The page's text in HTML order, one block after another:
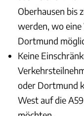
Oberhausen bis
werden, wo
Dortmund
Keine
oder Dortmund
West auf die